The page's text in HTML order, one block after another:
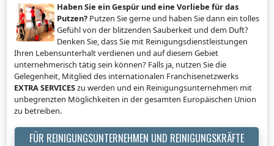
Haben Sie ein Gespür und eine Vorliebe für das
Putzen? Putzen Sie gerne und haben Sie dann ein tolles
Gefühl von der blitzenden Sauberkeit und dem Duft?
Denken Sie, dass Sie mit Reinigungsdienstleistungen
Ihren Lebensunterhalt verdienen und auf diesem Gebiet
unternehmerisch tätig sein können? Falls ja, nutzen Sie die
Gelegenheit, Mitglied des internationalen Franchisenetzwerks
EXTRA SERVICESzu werden und ein Reinigungsunternehmen mit
unbegrenzten Möglichkeiten in der gesamten Europäischen Union
zu betreiben.
FÜR REINIGUNGSUNTERNEHMEN UND REINIGUNGSKRÄFTE